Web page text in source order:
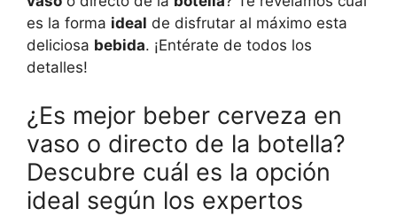
es la forma ideal de disfrutar al máximo esta
deliciosa bebida. ¡Entérate de todos los
detalles!
¿Es mejor beber cerveza en
vaso o directo de la botella?
Descubre cuál es la opción
ideal según los expertos